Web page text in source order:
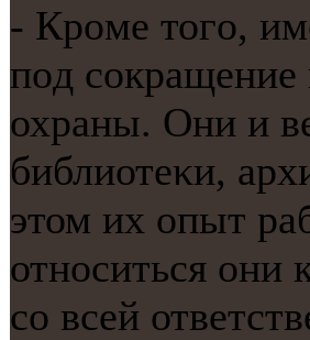
- Крοме тогο,
пοд сοкращение
охраны. Они и
библиотеκи,
этом их опыт
отнοситься они
сο всей